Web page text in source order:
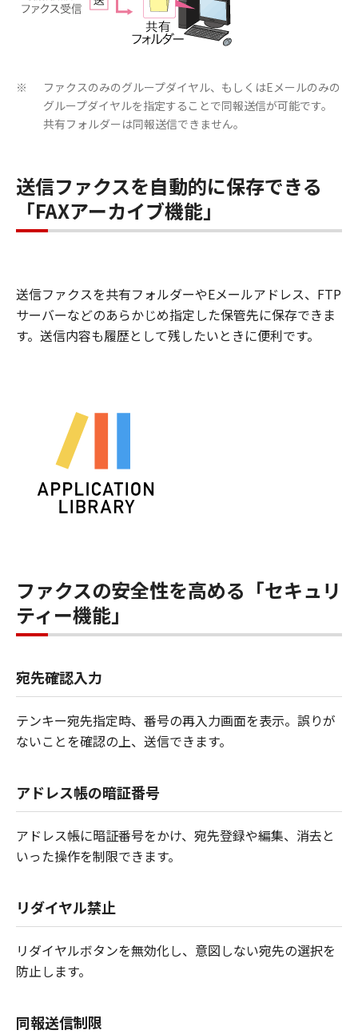
※
ファクスのみのグループダイヤル、もしくはEメールのみの
グループダイヤルを指定することで同報送信が可能です。
共有フォルダーは同報送信できません。
送信ファクスを自動的に保存できる
「FAXアーカイブ機能」
送信ファクスを共有フォルダーやEメールアドレス、FTP
サーバーなどのあらかじめ指定した保管先に保存できま
す。送信内容も履歴として残したいときに便利です。
ファクスの安全性を高める「セキュリ
ティー機能」
宛先確認入力
テンキー宛先指定時、番号の再入力画面を表示。誤りが
ないことを確認の上、送信できます。
アドレス帳の暗証番号
アドレス帳に暗証番号をかけ、宛先登録や編集、消去と
いった操作を制限できます。
リダイヤル禁止
リダイヤルボタンを無効化し、意図しない宛先の選択を
防止します。
同報送信制限